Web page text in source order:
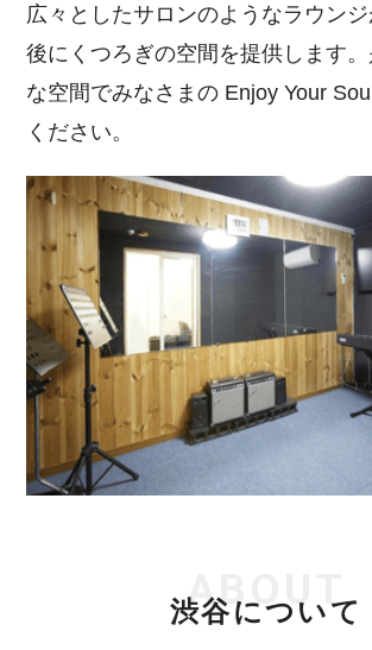
広々としたサロンのようなラウン
後にくつろぎの空間を提供します
な空間でみなさまの Enjoy Your
ください。
渋谷について
ABOUT